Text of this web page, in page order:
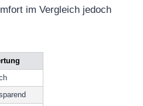
im Vergleich jedoch